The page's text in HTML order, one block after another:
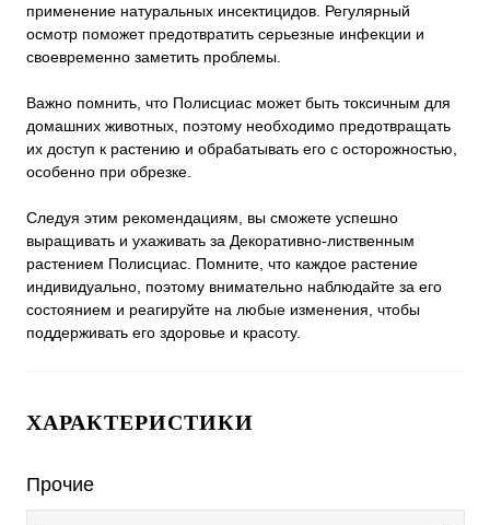
применение натуральных инсектицидов. Регулярный
осмотр поможет предотвратить серьезные инфекции и
своевременно заметить проблемы.
Важно помнить, что Полисциас может быть токсичным для
домашних животных, поэтому необходимо предотвращать
их доступ к растению и обрабатывать его с осторожностью,
особенно при обрезке.
Следуя этим рекомендациям, вы сможете успешно
выращивать и ухаживать за Декоративно-лиственным
растением Полисциас. Помните, что каждое растение
индивидуально, поэтому внимательно наблюдайте за его
состоянием и реагируйте на любые изменения, чтобы
поддерживать его здоровье и красоту.
ХАРАКТЕРИСТИКИ
Прочие